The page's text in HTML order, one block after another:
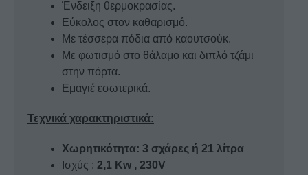
Ένδειξη θερμοκρασίας.
Εύκολος στον καθαρισμό.
Με τέσσερα πόδια από καουτσούκ.
Με φωτισμό στο θάλαμο και διπλό τζάμι
στην πόρτα.
Εμαγιέ εσωτερικά.
Τεχνικά χαρακτηριστικά:
Xωρητικότητα: 3 σχάρες ή 21 λίτρα
Ισχύς : 2,1 Kw , 230V